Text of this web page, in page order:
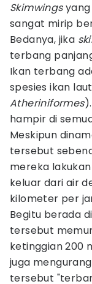
Skimwingsyang
sangat mirip
Bedanya, jika
terbang
Ikan terbang
spesies ikan
Atheriniformes
hampir di
Meskipun
tersebut
mereka
keluar dari air
kilometer per
Begitu berada
tersebut
ketinggian 200
juga
tersebut